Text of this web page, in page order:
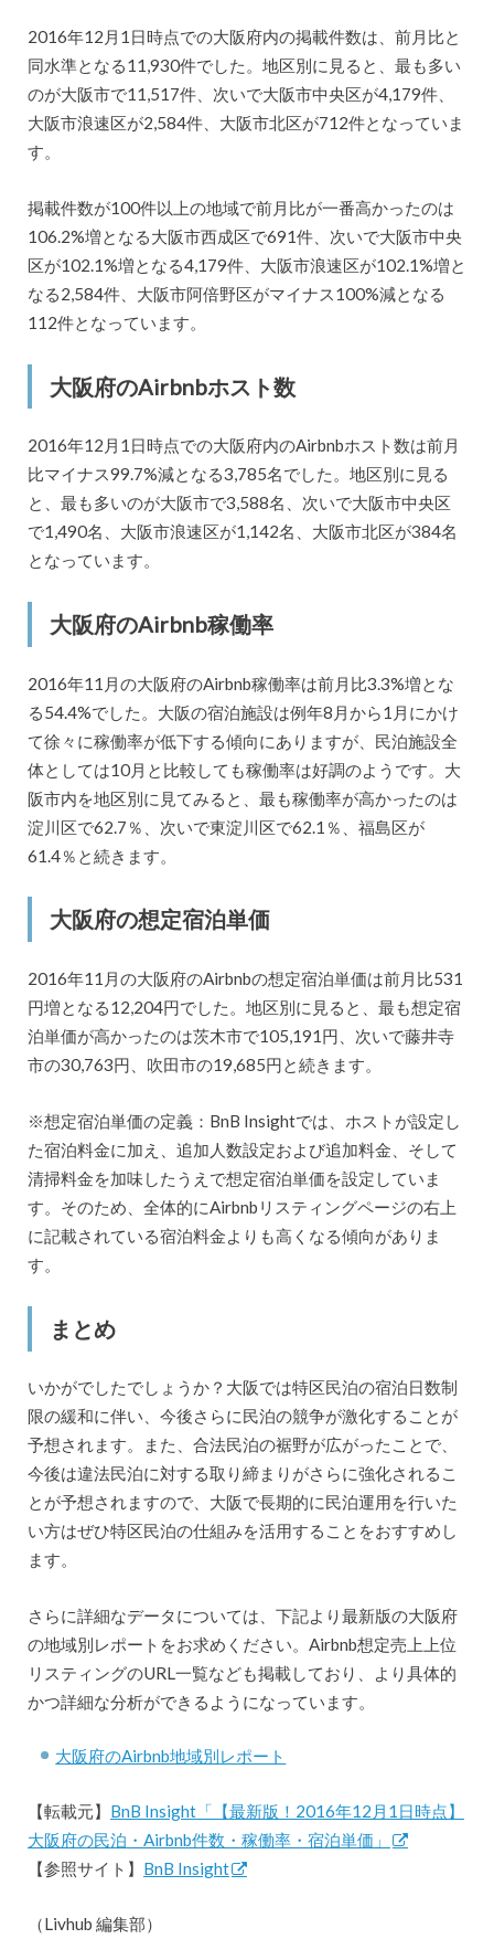
2016年12月1日時点での大阪府内の掲載件数は、前月比と
同水準となる11,930件でした。地区別に見ると、最も多い
のが大阪市で11,517件、次いで大阪市中央区が4,179件、
大阪市浪速区が2,584件、大阪市北区が712件となっていま
す。
掲載件数が100件以上の地域で前月比が一番高かったのは
106.2%増となる大阪市西成区で691件、次いで大阪市中央
区が102.1%増となる4,179件、大阪市浪速区が102.1%増と
なる2,584件、大阪市阿倍野区がマイナス100%減となる
112件となっています。
大阪府のAirbnbホスト数
2016年12月1日時点での大阪府内のAirbnbホスト数は前月
比マイナス99.7%減となる3,785名でした。地区別に見る
と、最も多いのが大阪市で3,588名、次いで大阪市中央区
で1,490名、大阪市浪速区が1,142名、大阪市北区が384名
となっています。
大阪府のAirbnb稼働率
2016年11月の大阪府のAirbnb稼働率は前月比3.3%増とな
る54.4%でした。大阪の宿泊施設は例年8月から1月にかけ
て徐々に稼働率が低下する傾向にありますが、民泊施設全
体としては10月と比較しても稼働率は好調のようです。大
阪市内を地区別に見てみると、最も稼働率が高かったのは
淀川区で62.7％、次いで東淀川区で62.1％、福島区が
61.4％と続きます。
大阪府の想定宿泊単価
2016年11月の大阪府のAirbnbの想定宿泊単価は前月比531
円増となる12,204円でした。地区別に見ると、最も想定宿
泊単価が高かったのは茨木市で105,191円、次いで藤井寺
市の30,763円、吹田市の19,685円と続きます。
※想定宿泊単価の定義：BnB Insightでは、ホストが設定し
た宿泊料金に加え、追加人数設定および追加料金、そして
清掃料金を加味したうえで想定宿泊単価を設定していま
す。そのため、全体的にAirbnbリスティングページの右上
に記載されている宿泊料金よりも高くなる傾向がありま
す。
まとめ
いかがでしたでしょうか？大阪では特区民泊の宿泊日数制
限の緩和に伴い、今後さらに民泊の競争が激化することが
予想されます。また、合法民泊の裾野が広がったことで、
今後は違法民泊に対する取り締まりがさらに強化されるこ
とが予想されますので、大阪で長期的に民泊運用を行いた
い方はぜひ特区民泊の仕組みを活用することをおすすめし
ます。
さらに詳細なデータについては、下記より最新版の大阪府
の地域別レポートをお求めください。Airbnb想定売上上位
リスティングのURL一覧なども掲載しており、より具体的
かつ詳細な分析ができるようになっています。
大阪府のAirbnb地域別レポート
【転載元】 BnB Insight「【最新版！2016年12月1日時点】
大阪府の民泊・Airbnb件数・稼働率・宿泊単価」
【参照サイト】 BnB Insight
（Livhub 編集部）